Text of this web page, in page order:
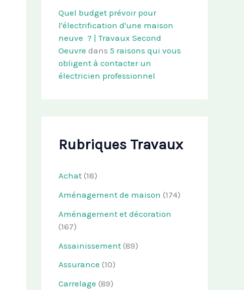
Quel budget prévoir pour
l'électrification d'une maison
neuve ? | Travaux Second
Oeuvre dans 5 raisons qui vous
obligent à contacter un
électricien professionnel
Rubriques Travaux
Achat (18)
Aménagement de maison (174)
Aménagement et décoration
(167)
Assainissement (89)
Assurance (10)
Carrelage (89)